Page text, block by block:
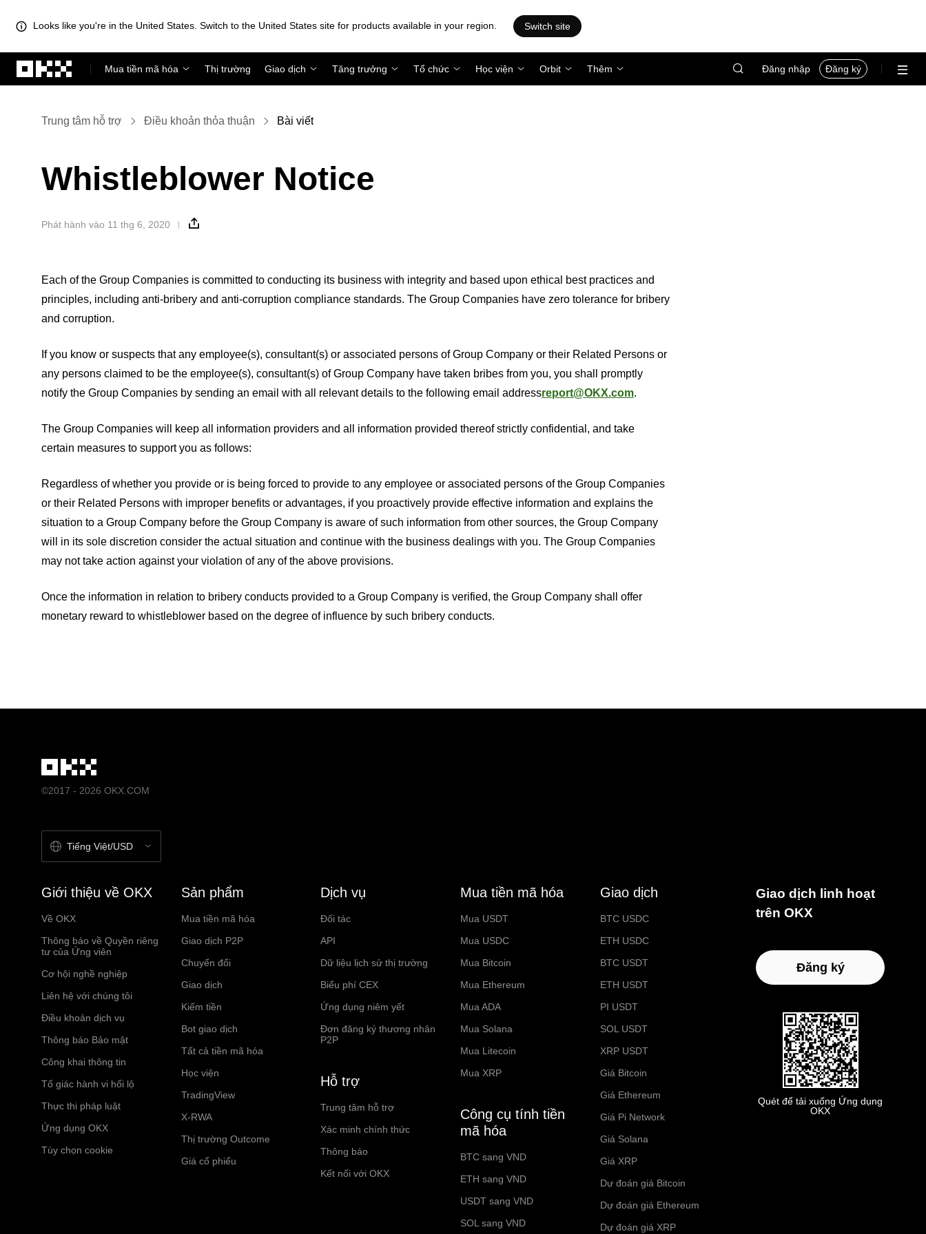
Looks like you're in the United States. Switch to the United States site for products available in your region. Switch site
Mua tiền mã hóa
Thị trường Giao dịch Tăng trưởng Tổ chức Học viện Orbit Thêm Đăng nhập Đăng ký
Trung tâm hỗ trợ Điều khoản thỏa thuận Bài viết
Whistleblower Notice
Phát hành vào 11 thg 6, 2020
Each of the Group Companies is committed to conducting its business with integrity and based upon ethical best practices and
principles, including anti-bribery and anti-corruption compliance standards. The Group Companies have zero tolerance for bribery
and corruption.
If you know or suspects that any employee(s), consultant(s) or associated persons of Group Company or their Related Persons or
any persons claimed to be the employee(s), consultant(s) of Group Company have taken bribes from you, you shall promptly
notify the Group Companies by sending an email with all relevant details to the following email addressreport@OKX.com.
The Group Companies will keep all information providers and all information provided thereof strictly confidential, and take
certain measures to support you as follows:
Regardless of whether you provide or is being forced to provide to any employee or associated persons of the Group Companies
or their Related Persons with improper benefits or advantages, if you proactively provide effective information and explains the
situation to a Group Company before the Group Company is aware of such information from other sources, the Group Company
will in its sole discretion consider the actual situation and continue with the business dealings with you. The Group Companies
may not take action against your violation of any of the above provisions.
Once the information in relation to bribery conducts provided to a Group Company is verified, the Group Company shall offer
monetary reward to whistleblower based on the degree of influence by such bribery conducts.
©2017 - 2026 OKX.COM
Tiếng Việt/USD
Giới thiệu về OKX
Về OKX
Thông báo về Quyền riêng
tư của Ứng viên
Cơ hội nghề nghiệp
Liên hệ với chúng tôi
Điều khoản dịch vụ
Thông báo Bảo mật
Công khai thông tin
Tố giác hành vi hối lộ
Thực thi pháp luật
Ứng dụng OKX
Tùy chọn cookie
Sản phẩm
Mua tiền mã hóa
Giao dịch P2P
Chuyển đổi
Giao dịch
Kiếm tiền
Bot giao dịch
Tất cả tiền mã hóa
Học viện
TradingView
X-RWA
Thị trường Outcome
Giá cổ phiếu
Dịch vụ
Đối tác
API
Dữ liệu lịch sử thị trường
Biểu phí CEX
Ứng dụng niêm yết
Đơn đăng ký thương nhân
P2P
Hỗ trợ
Trung tâm hỗ trợ
Xác minh chính thức
Thông báo
Kết nối với OKX
Mua tiền mã hóa
Mua USDT
Mua USDC
Mua Bitcoin
Mua Ethereum
Mua ADA
Mua Solana
Mua Litecoin
Mua XRP
Công cụ tính tiền
mã hóa
BTC sang VND
ETH sang VND
USDT sang VND
SOL sang VND
Giao dịch
BTC USDC
ETH USDC
BTC USDT
ETH USDT
PI USDT
SOL USDT
XRP USDT
Giá Bitcoin
Giá Ethereum
Giá Pi Network
Giá Solana
Giá XRP
Dự đoán giá Bitcoin
Dự đoán giá Ethereum
Dự đoán giá XRP
Giao dịch linh hoạt
trên OKX
Đăng ký
Quét để tải xuống Ứng dụng
OKX